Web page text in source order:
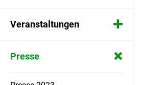
Veranstaltungen
Das Schulbustraining
Presse